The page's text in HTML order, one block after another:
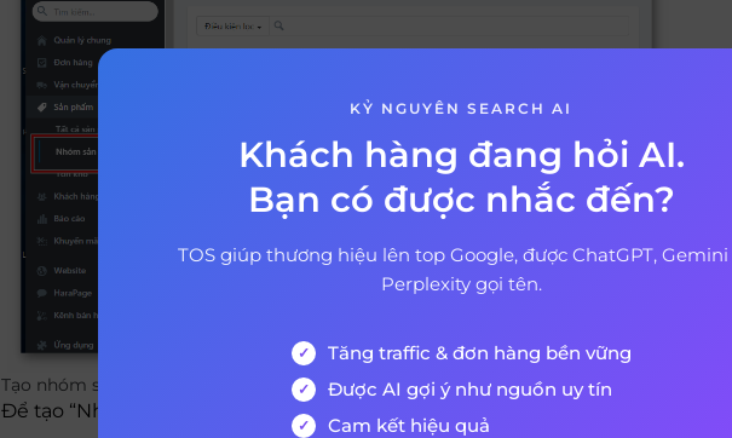
Tạo nhóm sản phẩm
Để tạo “Nhóm sản phẩm”, bạn cần thực hiện theo các bước sau:
KỶ NGUYÊN SEARCH AI
Khách hàng đang hỏi AI.
Bạn có được nhắc đến?
TOS giúp thương hiệu lên top Google, được ChatGPT, Gemini
Perplexity gọi tên.
Tăng traffic & đơn hàng bền vững
Được AI gợi ý như nguồn uy tín
Cam kết hiệu quả